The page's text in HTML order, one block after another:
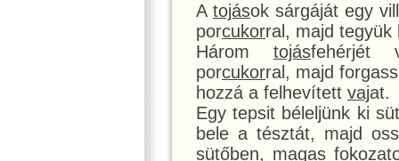
Atojások sárgáját egy
porcukorral, majd
Három tojásfehérjét
porcukorral, majd
hozzá a felhevített vajat.
Egy tepsit béleljünk ki
bele a tésztát, majd
sütőben, magas